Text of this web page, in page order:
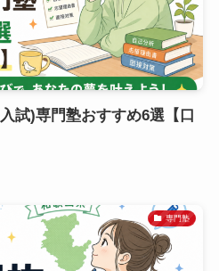
試)専門塾おすすめ6選【口
専門塾